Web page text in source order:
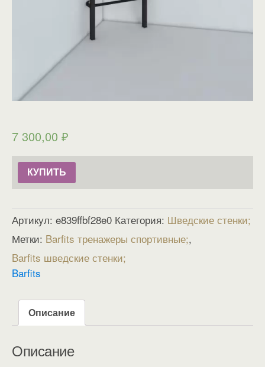
7 300,00 ₽
КУПИТЬ
Артикул: e839ffbf28e0 Категория: Шведские стенки
Метки: Barfits тренажеры спортивные ,
Barfits шведские стенки
Barfits
Описание
Описание